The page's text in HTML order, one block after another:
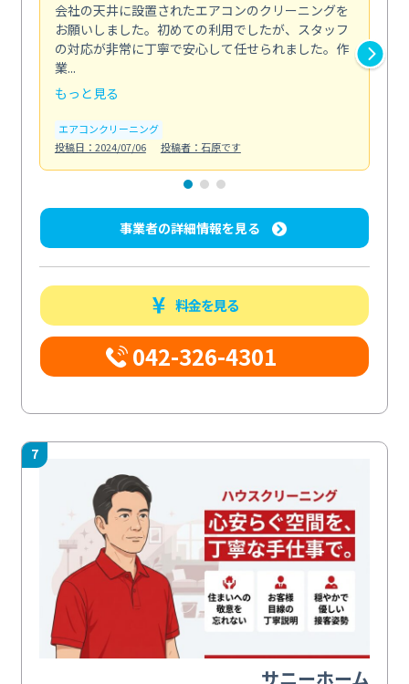
会社の天井に設置されたエアコンのクリーニングを
お願いしました。初めての利用でしたが、スタッフ
の対応が非常に丁寧で安心して任せられました。作
業...
もっと見る
エアコンクリーニング
投稿日：2024/07/06
投稿者：石原です
事業者の詳細情報を見る
料金を見る
042-326-4301
7
サニーホーム